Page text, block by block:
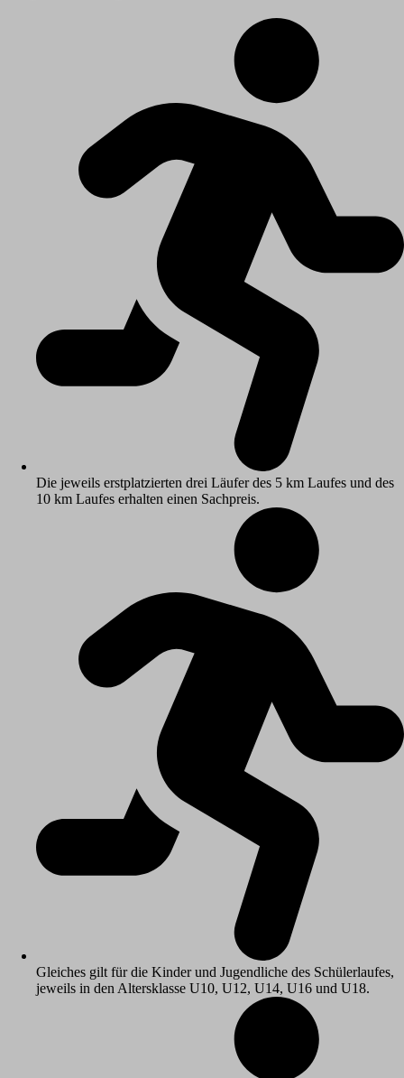
Die jeweils erstplatzierten drei Läufer des 5 km Laufes und des
10 km Laufes erhalten einen Sachpreis.
Gleiches gilt für die Kinder und Jugendliche des Schülerlaufes,
jeweils in den Altersklasse U10, U12, U14, U16 und U18.